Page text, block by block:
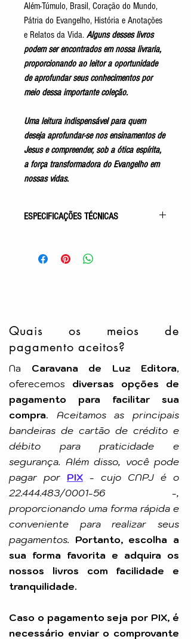
Além-Túmulo, Brasil, Coração do Mundo,
Pátria do Evangelho, História e Anotações
e Relatos da Vida. Alguns desses livros
podem ser encontrados em nossa livraria,
proporcionando ao leitor a oportunidade
de aprofundar seus conhecimentos por
meio dessa importante coleção.
Uma leitura indispensável para quem
deseja aprofundar-se nos ensinamentos de
Jesus e compreender, sob a ótica espírita,
a força transformadora do Evangelho em
nossas vidas.
ESPECIFICAÇÕES TÉCNICAS
4ª Obra da Coleção Humberto de
Campos
Idioma: Português
Tamanho: 14x21cm
Editora: FEB
Quais os meios de
pagamento aceitos?
Na Caravana de Luz Editora,
oferecemos diversas opções de
pagamento para facilitar sua
compra. Aceitamos as principais
bandeiras de cartão de crédito e
débito para praticidade e
segurança. Além disso, você pode
pagar por PIX - cujo CNPJ é o
22.444.483/0001-56 -,
proporcionando uma forma rápida e
conveniente para realizar seus
pagamentos. Portanto, escolha a
sua forma favorita e adquira os
nossos livros com facilidade e
tranquilidade.
Caso o pagamento seja por PIX, é
necessário enviar o comprovante